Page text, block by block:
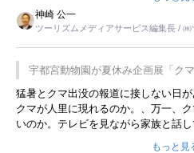
用してホテル代を浮かせていました
す。若い人が夜行バスで京都に行っ
が残らないのかなと思ってしまいます
神崎 公一
ツーリズムメディアサービス編集長 /
宇都宮動物園が夏休み企画展「ク
開催
猛暑とクマ出没の報道に接しない日
クマが人里に現れるのか。、万一、
いのか。テレビを見ながら家族と話
もっと見